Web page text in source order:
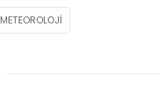
METEOROLOJI